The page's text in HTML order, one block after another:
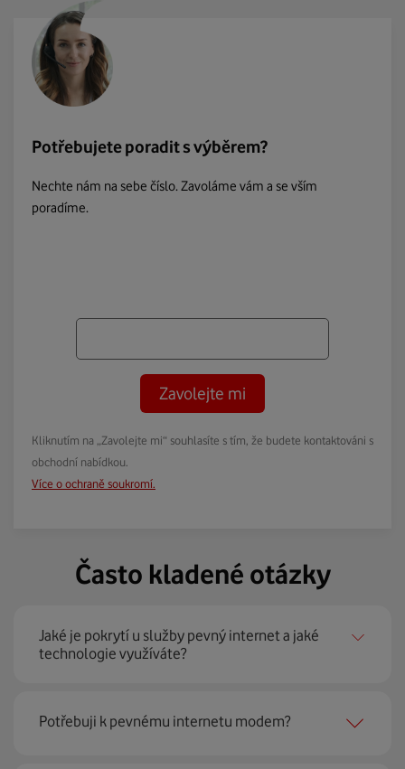
Potřebujete poradit s výběrem?
Nechte nám na sebe číslo. Zavoláme vám a se vším
poradíme.
Zavolejte mi
Kliknutím na „Zavolejte mi“ souhlasíte s tím, že budete kontaktováni s
obchodní nabídkou.
Více o ochraně soukromí.
Často kladené otázky
Jaké je pokrytí u služby pevný internet a jaké
technologie využíváte?
Pevný internet můžeme nabídnout
domácností
Potřebuji k pevnému internetu modem?